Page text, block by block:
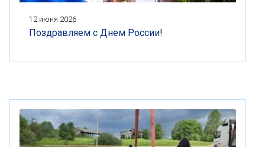
12 июня 2026
Поздравляем с Днем России!